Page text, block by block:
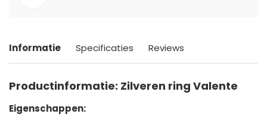
Informatie Specificaties Reviews
Productinformatie: Zilveren ring Valente
Eigenschappen: